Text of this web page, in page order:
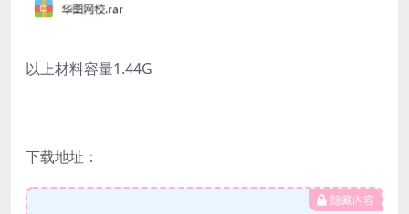
以上材料容量1.44G
下载地址：
隐藏内容